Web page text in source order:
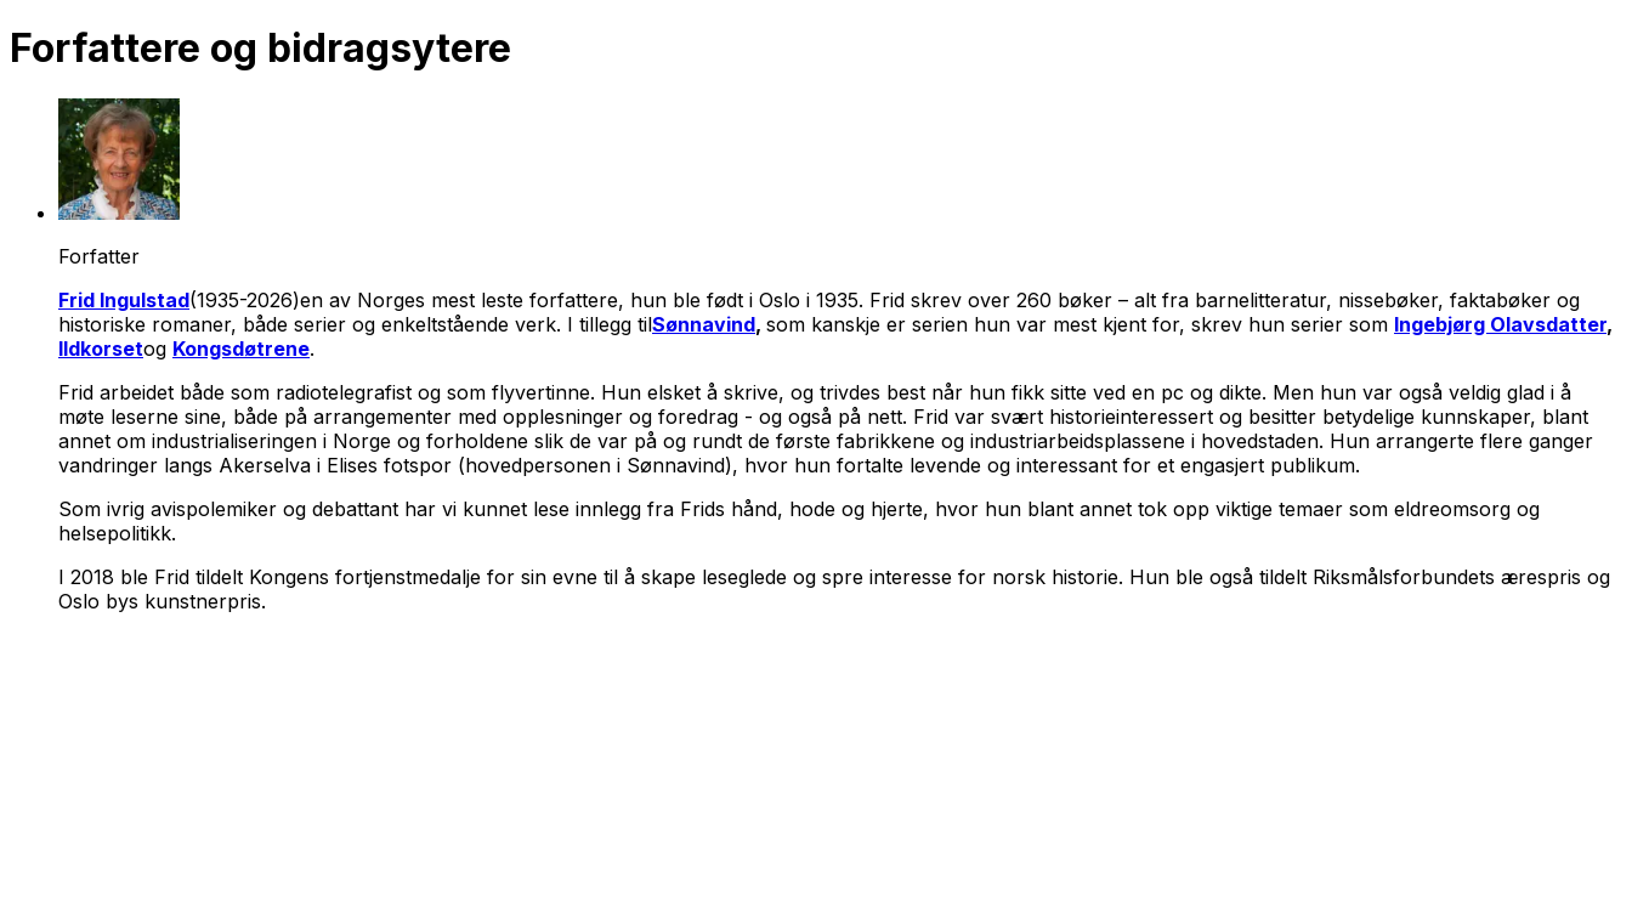
Forfattere og bidragsytere
Forfatter
Frid Ingulstad(1935-2026)en av Norges mest leste forfattere, hun ble født i Oslo i 1935. Frid skrev over 260 bøker – alt fra barnelitteratur, nissebøker, faktabøker og
historiske romaner, både serier og enkeltstående verk. I tillegg tilSønnavind, som kanskje er serien hun var mest kjent for, skrev hun serier som Ingebjørg Olavsdatter,
Ildkorsetog Kongsdøtrene.
Frid arbeidet både som radiotelegrafist og som flyvertinne. Hun elsket å skrive, og trivdes best når hun fikk sitte ved en pc og dikte. Men hun var også veldig glad i å
møte leserne sine, både på arrangementer med opplesninger og foredrag - og også på nett. Frid var svært historieinteressert og besitter betydelige kunnskaper, blant
annet om industrialiseringen i Norge og forholdene slik de var på og rundt de første fabrikkene og industriarbeidsplassene i hovedstaden. Hun arrangerte flere ganger
vandringer langs Akerselva i Elises fotspor (hovedpersonen i Sønnavind), hvor hun fortalte levende og interessant for et engasjert publikum.
Som ivrig avispolemiker og debattant har vi kunnet lese innlegg fra Frids hånd, hode og hjerte, hvor hun blant annet tok opp viktige temaer som eldreomsorg og
helsepolitikk.
I 2018 ble Frid tildelt Kongens fortjenstmedalje for sin evne til å skape leseglede og spre interesse for norsk historie. Hun ble også tildelt Riksmålsforbundets ærespris og
Oslo bys kunstnerpris.